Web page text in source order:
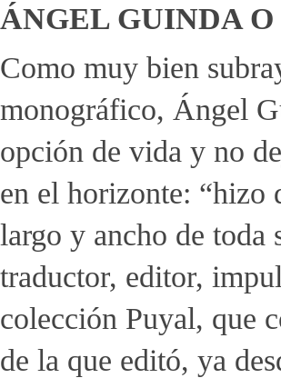
ÁNGEL GUINDA
Como muy bien
monográfico, Ángel
opción de vida y no
en el horizonte: “hizo
largo y ancho de toda
traductor, editor,
colección Puyal, que
de la que editó, ya